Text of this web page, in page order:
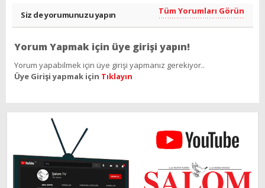
Siz de yorumunuzu yapın Tüm Yorumları Görün
Yorum Yapmak için üye girişi yapın!
Yorum yapabilmek için üye girişi yapmanız gerekiyor..
Üye Girişi yapmak için Tıklayın